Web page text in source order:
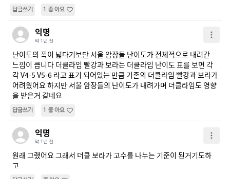
답글쓰기 1 좋아요
익명
약 1년 전
난이도의 폭이 넓다기보단 서울 암장들 난이도가 전체적으로 내려간
느낌이 큽니다 더클라임 빨강과 보라는 더클라임 난이도 표를 보면 각
각 V4-5 V5-6 라고 표기 되어있는 만큼 기존의 더클라임 빨강과 보라가
어려웠어요 하지만 서울 암장들의 난이도가 내려가며 더클라임도 영향
을 받은거 같네요
답글쓰기 1 좋아요
익명
약 1년 전
원래 그랬어요 그래서 더클 보라가 고수를 나누는 기준이 된거기도하
고